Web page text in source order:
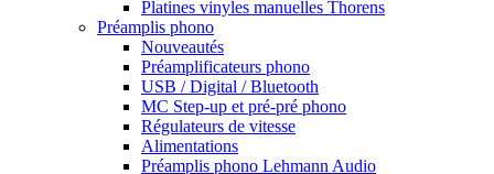
Platines vinyles manuelles Thorens
Préamplis phono
Nouveautés
Préamplificateurs phono
USB / Digital / Bluetooth
MC Step-up et pré-pré phono
Régulateurs de vitesse
Alimentations
Préamplis phono Lehmann Audio